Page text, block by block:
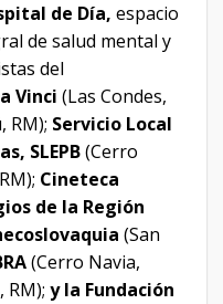
de Día, espacio
de salud mental y
del
Vinci (Las Condes,
RM); Servicio Local
SLEPB(Cerro
Cineteca
de la Región
(San
(Cerro Navia,
RM); y la Fundación